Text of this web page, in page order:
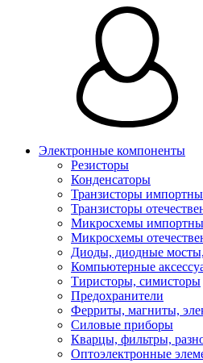
Электронные компоненты
Резисторы
Конденсаторы
Транзисторы
Транзисторы
Микросхемы
Микросхемы
Диоды, диодные
Компьютерные
Тиристоры, симисторы
Предохранители
Ферриты, магниты,
Силовые приборы
Кварцы, фильтры,
Оптоэлектронные